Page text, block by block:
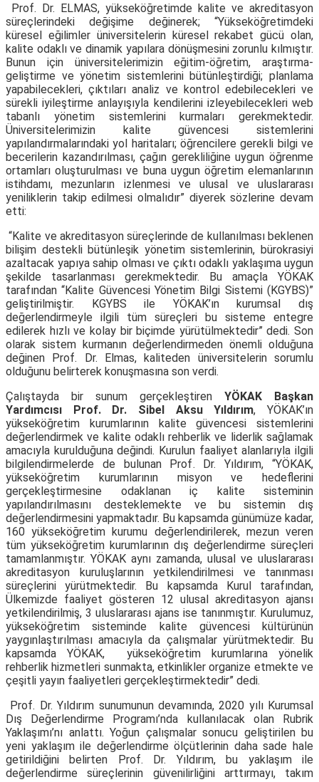
Prof. Dr. ELMAS, yükseköğretimde kalite ve akreditasyon
süreçlerindeki değişime değinerek; “Yükseköğretimdeki
küresel eğilimler üniversitelerin küresel rekabet gücü olan,
kalite odaklı ve dinamik yapılara dönüşmesini zorunlu kılmıştır.
Bunun için üniversitelerimizin eğitim-öğretim, araştırma-
geliştirme ve yönetim sistemlerini bütünleştirdiği; planlama
yapabilecekleri, çıktıları analiz ve kontrol edebilecekleri ve
sürekli iyileştirme anlayışıyla kendilerini izleyebilecekleri web
tabanlı yönetim sistemlerini kurmaları gerekmektedir.
Üniversitelerimizin kalite güvencesi sistemlerini
yapılandırmalarındaki yol haritaları; öğrencilere gerekli bilgi ve
becerilerin kazandırılması, çağın gerekliliğine uygun öğrenme
ortamları oluşturulması ve buna uygun öğretim elemanlarının
istihdamı, mezunların izlenmesi ve ulusal ve uluslararası
yeniliklerin takip edilmesi olmalıdır” diyerek sözlerine devam
etti:
“Kalite ve akreditasyon süreçlerinde de kullanılması beklenen
bilişim destekli bütünleşik yönetim sistemlerinin, bürokrasiyi
azaltacak yapıya sahip olması ve çıktı odaklı yaklaşıma uygun
şekilde tasarlanması gerekmektedir. Bu amaçla YÖKAK
tarafından “Kalite Güvencesi Yönetim Bilgi Sistemi (KGYBS)”
geliştirilmiştir. KGYBS ile YÖKAK’ın kurumsal dış
değerlendirmeyle ilgili tüm süreçleri bu sisteme entegre
edilerek hızlı ve kolay bir biçimde yürütülmektedir” dedi. Son
olarak sistem kurmanın değerlendirmeden önemli olduğuna
değinen Prof. Dr. Elmas, kaliteden üniversitelerin sorumlu
olduğunu belirterek konuşmasına son verdi.
Çalıştayda bir sunum gerçekleştiren YÖKAK Başkan
Yardımcısı Prof. Dr. Sibel Aksu Yıldırım, YÖKAK’ın
yükseköğretim kurumlarının kalite güvencesi sistemlerini
değerlendirmek ve kalite odaklı rehberlik ve liderlik sağlamak
amacıyla kurulduğuna değindi. Kurulun faaliyet alanlarıyla ilgili
bilgilendirmelerde de bulunan Prof. Dr. Yıldırım, “YÖKAK,
yükseköğretim kurumlarının misyon ve hedeflerini
gerçekleştirmesine odaklanan iç kalite sisteminin
yapılandırılmasını desteklemekte ve bu sistemin dış
değerlendirmesini yapmaktadır. Bu kapsamda günümüze kadar,
160 yükseköğretim kurumu değerlendirilerek, mezun veren
tüm yükseköğretim kurumlarının dış değerlendirme süreçleri
tamamlanmıştır. YÖKAK aynı zamanda, ulusal ve uluslararası
akreditasyon kuruluşlarının yetkilendirilmesi ve tanınması
süreçlerini yürütmektedir. Bu kapsamda Kurul tarafından,
Ülkemizde faaliyet gösteren 12 ulusal akreditasyon ajansı
yetkilendirilmiş, 3 uluslararası ajans ise tanınmıştır. Kurulumuz,
yükseköğretim sisteminde kalite güvencesi kültürünün
yaygınlaştırılması amacıyla da çalışmalar yürütmektedir. Bu
kapsamda YÖKAK, yükseköğretim kurumlarına yönelik
rehberlik hizmetleri sunmakta, etkinlikler organize etmekte ve
çeşitli yayın faaliyetleri gerçekleştirmektedir” dedi.
Prof. Dr. Yıldırım sunumunun devamında, 2020 yılı Kurumsal
Dış Değerlendirme Programı’nda kullanılacak olan Rubrik
Yaklaşımı’nı anlattı. Yoğun çalışmalar sonucu geliştirilen bu
yeni yaklaşım ile değerlendirme ölçütlerinin daha sade hale
getirildiğini belirten Prof. Dr. Yıldırım, bu yaklaşım ile
değerlendirme süreçlerinin güvenilirliğini arttırmayı, takım